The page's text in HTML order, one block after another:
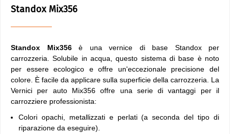
Standox Mix356
Standox Mix356è una vernice di base Standox per
carrozzeria. Solubile in acqua, questo sistema di base è noto
per essere ecologico e offre un'eccezionale precisione del
colore. È facile da applicare sulla superficie della carrozzeria. La
Vernici per auto Mix356 offre una serie di vantaggi per il
carrozziere professionista:
Colori opachi, metallizzati e perlati (a seconda del tipo di
riparazione da eseguire).